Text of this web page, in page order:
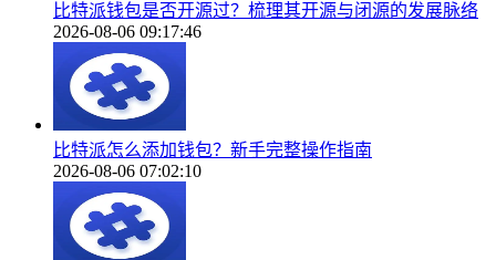
比特派钱包是否开源过？梳理其开源与闭源的发展脉络
2026-08-06 09:17:46
比特派怎么添加钱包？新手完整操作指南
2026-08-06 07:02:10